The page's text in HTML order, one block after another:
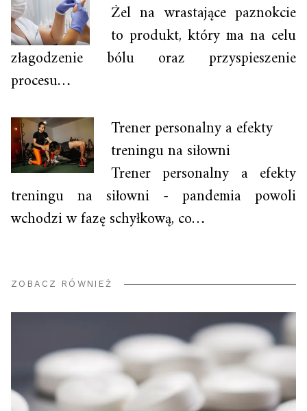
Żel na wrastające paznokcie
to produkt, który ma na celu
złagodzenie bólu oraz przyspieszenie
procesu…
Trener personalny a efekty
treningu na siłowni
Trener personalny a efekty
treningu na siłowni - pandemia powoli
wchodzi w fazę schyłkową, co…
ZOBACZ RÓWNIEŻ